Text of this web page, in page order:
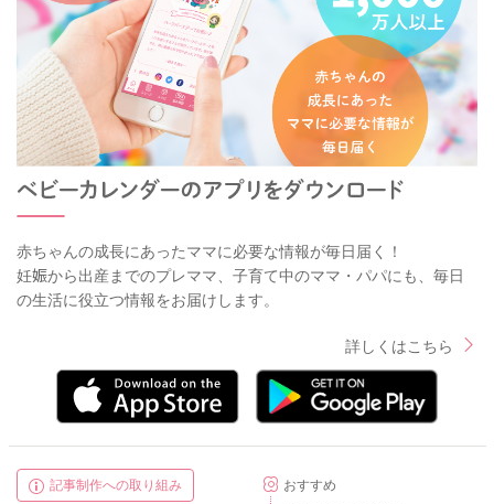
赤ちゃんの成長にあったママに必要な情報が毎日届く！
妊娠から出産までのプレママ、子育て中のママ・パパにも、毎日
の生活に役立つ情報をお届けします。
詳しくはこちら
記事制作への取り組み
おすすめ